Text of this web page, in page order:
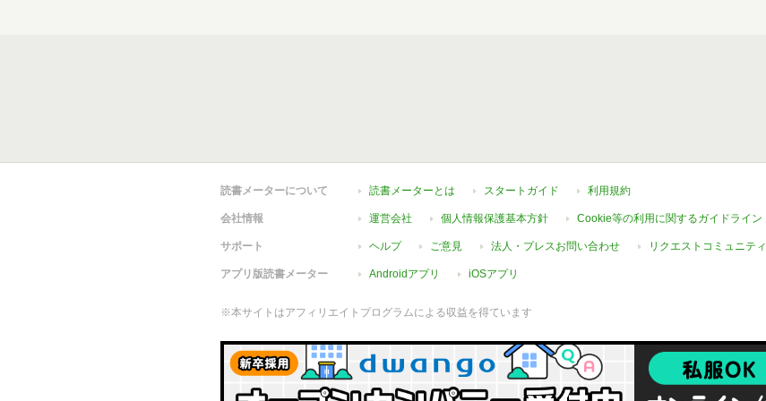
読書メーターについて 読書メーターとは スタートガイド 利用規約
会社情報 運営会社 個人情報保護基本方針 Cookie等の利用に関するガイドライン
サポート ヘルプ ご意見 法人・プレスお問い合わせ リクエストコミュニティ
アプリ版読書メーター Androidアプリ iOSアプリ
※本サイトはアフィリエイトプログラムによる収益を得ています